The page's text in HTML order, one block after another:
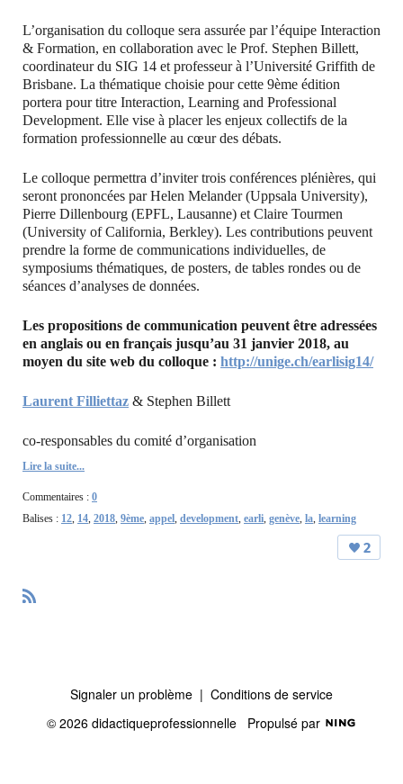
L’organisation du colloque sera assurée par l’équipe Interaction
& Formation, en collaboration avec le Prof. Stephen Billett,
coordinateur du SIG 14 et professeur à l’Université Griffith de
Brisbane. La thématique choisie pour cette 9ème édition
portera pour titre Interaction, Learning and Professional
Development. Elle vise à placer les enjeux collectifs de la
formation professionnelle au cœur des débats.
Le colloque permettra d’inviter trois conférences plénières, qui
seront prononcées par Helen Melander (Uppsala University),
Pierre Dillenbourg (EPFL, Lausanne) et Claire Tourmen
(University of California, Berkley). Les contributions peuvent
prendre la forme de communications individuelles, de
symposiums thématiques, de posters, de tables rondes ou de
séances d’analyses de données.
Les propositions de communication peuvent être adressées
en anglais ou en français jusqu’au 31 janvier 2018, au
moyen du site web du colloque : http://unige.ch/earlisig14/
Laurent Filliettaz & Stephen Billett
co-responsables du comité d’organisation
Lire la suite...
Commentaires : 0
Balises : 12, 14, 2018, 9ème, appel, development, earli, genève, la, learning
2
Signaler un problème | Conditions de service
© 2026 didactiqueprofessionnelle Propulsé par